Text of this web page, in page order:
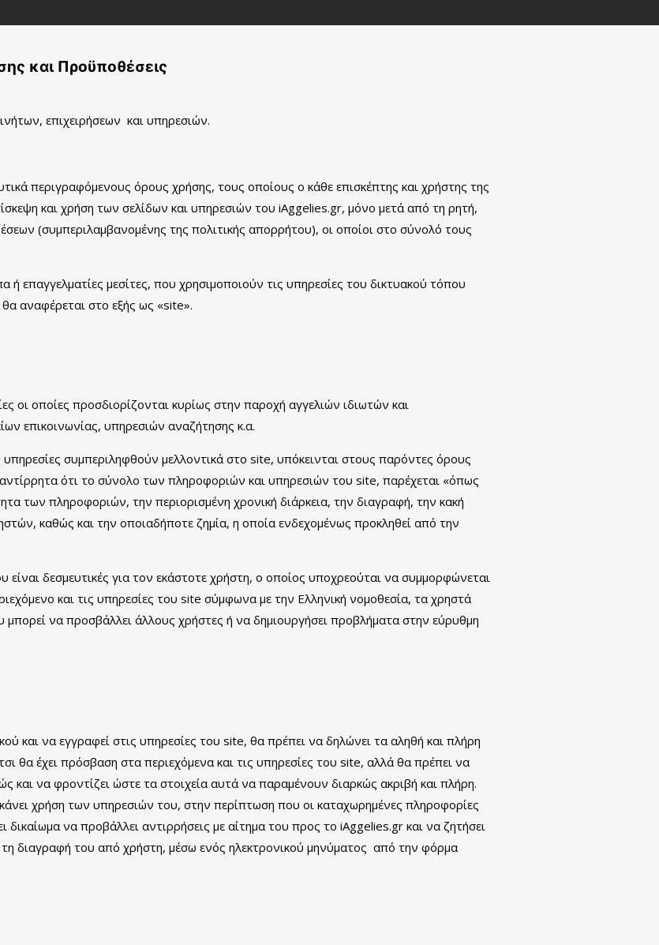
και Προϋποθέσεις
επιχειρήσεων και υπηρεσιών.
περιγραφόμενους όρους χρήσης, τους οποίους ο κάθε επισκέπτης και χρήστης της
και χρήση των σελίδων και υπηρεσιών του iAggelies.gr, μόνο μετά από τη ρητή,
(συμπεριλαμβανομένης της πολιτικής απορρήτου), οι οποίοι στο σύνολό τους
επαγγελματίες μεσίτες, που χρησιμοποιούν τις υπηρεσίες του δικτυακού τόπου
αναφέρεται στο εξής ως «site».
οι οποίες προσδιορίζονται κυρίως στην παροχή αγγελιών ιδιωτών και
επικοινωνίας, υπηρεσιών αναζήτησης κ.α.
συμπεριληφθούν μελλοντικά στο site, υπόκεινται στους παρόντες όρους
ότι το σύνολο των πληροφοριών και υπηρεσιών του site, παρέχεται «όπως
των πληροφοριών, την περιορισμένη χρονική διάρκεια, την διαγραφή, την κακή
καθώς και την οποιαδήποτε ζημία, η οποία ενδεχομένως προκληθεί από την
είναι δεσμευτικές για τον εκάστοτε χρήστη, ο οποίος υποχρεούται να συμμορφώνεται
και τις υπηρεσίες του site σύμφωνα με την Ελληνική νομοθεσία, τα χρηστά
να προσβάλλει άλλους χρήστες ή να δημιουργήσει προβλήματα στην εύρυθμη
και να εγγραφεί στις υπηρεσίες του site, θα πρέπει να δηλώνει τα αληθή και πλήρη
θα έχει πρόσβαση στα περιεχόμενα και τις υπηρεσίες του site, αλλά θα πρέπει να
να φροντίζει ώστε τα στοιχεία αυτά να παραμένουν διαρκώς ακριβή και πλήρη.
χρήση των υπηρεσιών του, στην περίπτωση που οι καταχωρημένες πληροφορίες
δικαίωμα να προβάλλει αντιρρήσεις με αίτημα του προς το iAggelies.gr και να ζητήσει
διαγραφή του από χρήστη, μέσω ενός ηλεκτρονικού μηνύματος από την φόρμα